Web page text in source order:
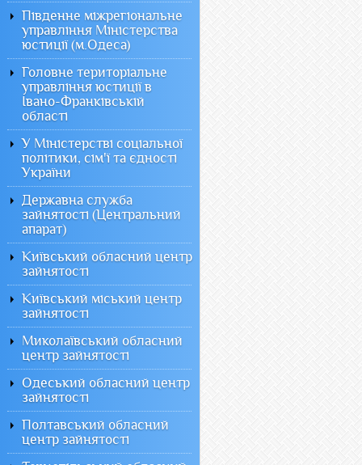
Південне міжрегіональне
управління Міністерства
юстиції (м.Одеса)
Головне територіальне
управління юстиції в
Івано-Франківській
області
У Міністерстві соціальної
політики, сім'ї та єдності
України
Державна служба
зайнятості (Центральний
апарат)
Київський обласний центр
зайнятості
Київський міський центр
зайнятості
Миколаївський обласний
центр зайнятості
Одеський обласний центр
зайнятості
Полтавський обласний
центр зайнятості